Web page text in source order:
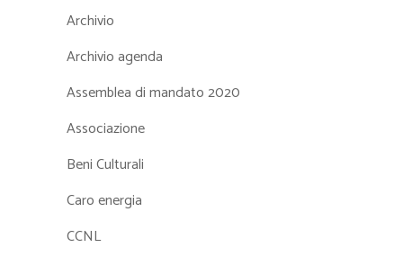
Archivio
Archivio agenda
Assemblea di mandato 2020
Associazione
Beni Culturali
Caro energia
CCNL